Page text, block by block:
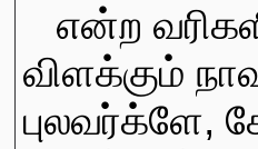
என்ற
விளக்கும்
புலவர்க்ளே,